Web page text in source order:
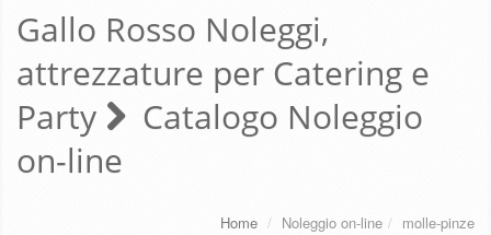
HOME
NOLEGGIO ON-LINE
CHI SIAMO
Gallo Rosso Noleggi,
attrezzature per Catering e
Party
Catalogo Noleggio
on-line
Home / Noleggio on-line / molle-pinze